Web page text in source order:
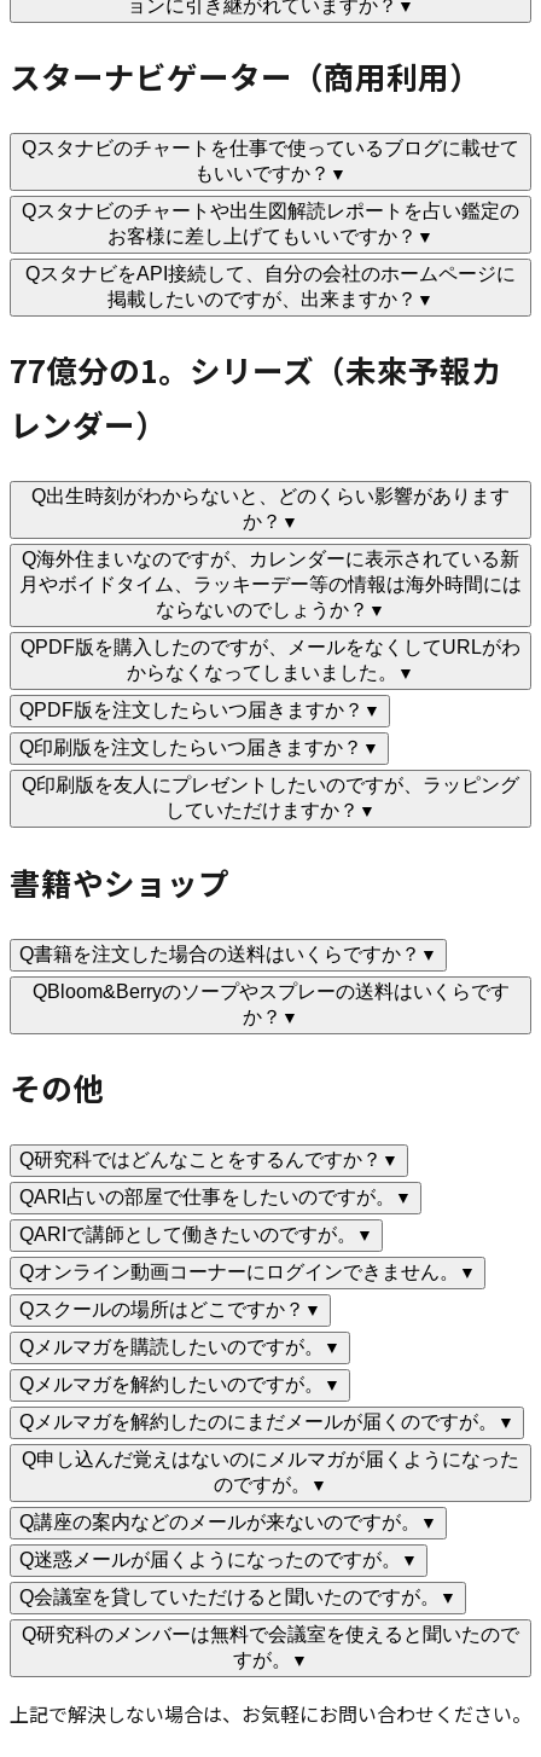
ョンに引き継がれていますか？ ▼
スターナビゲーター（商用利用）
Qスタナビのチャートを仕事で使っているブログに載せて
もいいですか？ ▼
Qスタナビのチャートや出生図解読レポートを占い鑑定の
お客様に差し上げてもいいですか？ ▼
QスタナビをAPI接続して、自分の会社のホームページに
掲載したいのですが、出来ますか？ ▼
77億分の1。シリーズ（未來予報カ
レンダー）
Q出生時刻がわからないと、どのくらい影響があります
か？ ▼
Q海外住まいなのですが、カレンダーに表示されている新
月やボイドタイム、ラッキーデー等の情報は海外時間には
ならないのでしょうか？ ▼
QPDF版を購入したのですが、メールをなくしてURLがわ
からなくなってしまいました。
▼
QPDF版を注文したらいつ届きますか？ ▼
Q印刷版を注文したらいつ届きますか？ ▼
Q印刷版を友人にプレゼントしたいのですが、ラッピング
していただけますか？ ▼
書籍やショップ
Q書籍を注文した場合の送料はいくらですか？ ▼
QBloom&Berryのソープやスプレーの送料はいくらです
か？ ▼
その他
Q研究科ではどんなことをするんですか？ ▼
QARI占いの部屋で仕事をしたいのですが。 ▼
QARIで講師として働きたいのですが。 ▼
Qオンライン動画コーナーにログインできません。 ▼
Qスクールの場所はどこですか？ ▼
Q メルマガを購読したいのですが。 ▼
Q メルマガを解約したいのですが。 ▼
Q メルマガを解約したのにまだメールが届くのですが。 ▼
Q申し込んだ覚えはないのにメルマガが届くようになった
のですが。
▼
Q講座の案内などのメールが来ないのですが。 ▼
Q迷惑メールが届くようになったのですが。 ▼
Q会議室を貸していただけると聞いたのですが。 ▼
Q研究科のメンバーは無料で会議室を使えると聞いたので
すが。
▼
上記で解決しない場合は、お気軽にお問い合わせください。